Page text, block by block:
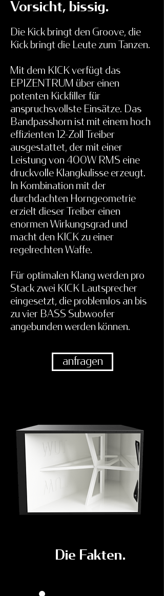
Die Kick bringt den Groove, die
Kick bringt die Leute zum Tanzen.
Mit dem KICK verfügt das
EPIZENTRUM über einen
potenten Kickfiller für
anspruchsvollste Einsätze. Das
Bandpasshorn ist mit einem hoch
effizienten 12-Zoll Treiber
ausgestattet, der mit einer
Leistung von 400W RMS eine
druckvolle Klangkulisse erzeugt.
In Kombination mit der
durchdachten Horngeometrie
erzielt dieser Treiber einen
enormen Wirkungsgrad und
macht den KICK zu einer
regelrechten Waffe.
Für optimalen Klang werden pro
Stack zwei KICK Lautsprecher
eingesetzt, die problemlos an bis
zu vier BASS Subwoofer
angebunden werden können.
Vorsicht, bissig.
anfragen
Die Fakten.